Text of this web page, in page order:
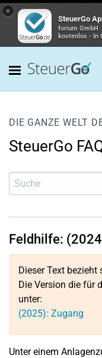
×
SteuerGo
forium GmbH
kostenlos - In
DIE GANZE WELT
SteuerGo
Feldhilfe:
Dieser Text bezieht
Die Version die für
unter:
(2025): Zugang
Unter einem